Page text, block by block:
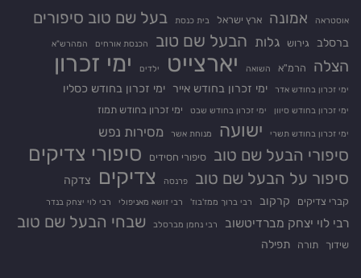
אוסטראה אמונה ארץ ישראל בית כנסת בעל שם טוב סיפורים
ברסלב גירוש גלות הבעל שם טוב הכנסת אורחים המהרש"א
הצלה הרמ"א השואה יארצייט ילדים ימי זכרון
ימי זכרון בחודש אדר ימי זכרון בחודש אייר ימי זכרון בחודש כסליו
ימי זכרון בחודש סיוון ימי זכרון בחודש שבט ימי זכרון בחודש תמוז
ימי זכרון בחודש תשרי ישועה מנוחת אשר מסירות נפש
סיפורי הבעל שם טוב סיפורי חסידים סיפורי צדיקים
סיפור על הבעל שם טוב פרנסה צדיקים צדקה
קברי צדיקים קרקוב רבי ברוך ממז'בוז' רבי זושא מאניפולי רבי לוי יצחק בנדר
רבי לוי יצחק מברדיטשוב רבי נחמן מברסלב שבחי הבעל שם טוב
שידוך תורה תפילה